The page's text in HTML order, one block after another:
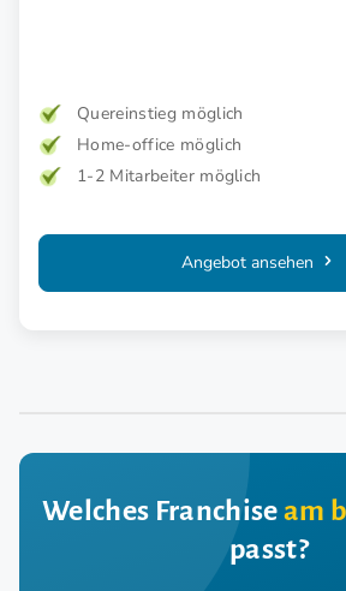
Quereinstieg möglich
Home-office möglich
1-2 Mitarbeiter möglich
Angebot ansehen
Welches Franchiseam
passt?